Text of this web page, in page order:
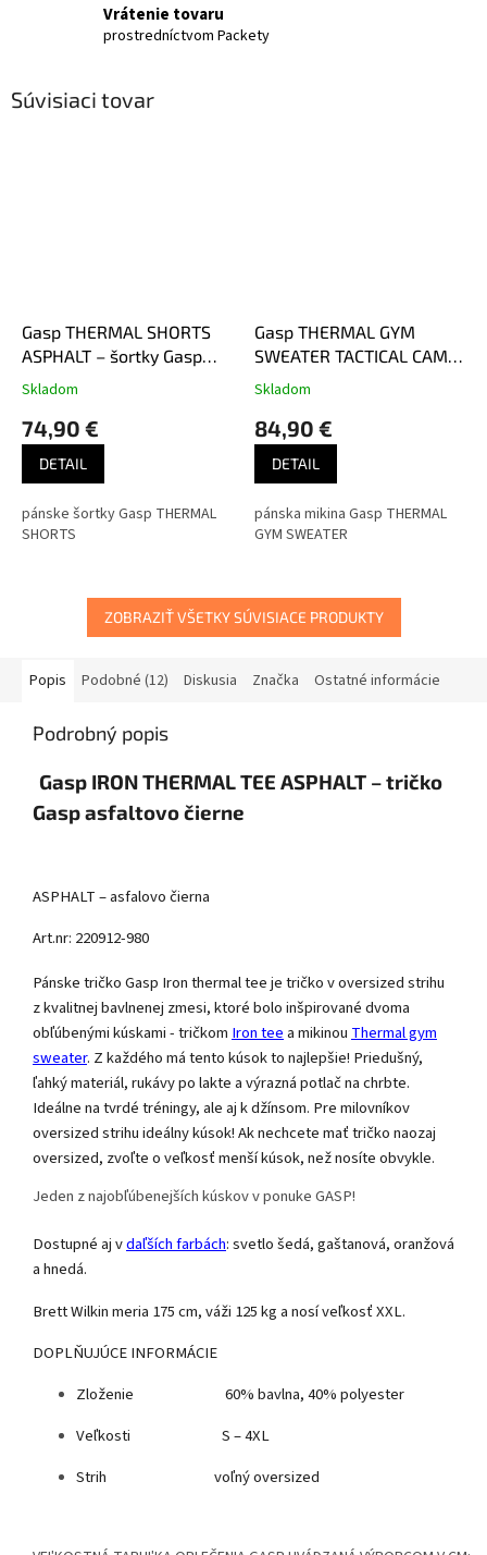
Vrátenie tovaru
prostredníctvom Packety
Súvisiaci tovar
Gasp THERMAL SHORTS
ASPHALT – šortky Gasp
asfaltovo čierne
Skladom
74,90 €
DETAIL
pánske šortky Gasp THERMAL
SHORTS
Gasp THERMAL GYM
SWEATER TACTICAL CAMO
– mikina Gasp taktická
Skladom
84,90 €
DETAIL
pánska mikina Gasp THERMAL
GYM SWEATER
ZOBRAZIŤ VŠETKY SÚVISIACE PRODUKTY
Popis Podobné (12) Diskusia Značka Ostatné informácie
Podrobný popis
Gasp IRON THERMAL TEE ASPHALT – tričko
Gasp asfaltovo čierne
ASPHALT – asfalovo čierna
Art.nr: 220912-980
Pánske tričko Gasp Iron thermal tee je tričko v oversized strihu
z kvalitnej bavlnenej zmesi, ktoré bolo inšpirované dvoma
obľúbenými kúskami - tričkom Iron teea mikinou Thermal gym
sweater. Z každého má tento kúsok to najlepšie! Priedušný,
ľahký materiál, rukávy po lakte a výrazná potlač na chrbte.
Ideálne na tvrdé tréningy, ale aj k džínsom. Pre milovníkov
oversized strihu ideálny kúsok! Ak nechcete mať tričko naozaj
oversized, zvoľte o veľkosť menší kúsok, než nosíte obvykle.
Jeden z najobľúbenejších kúskov v ponuke GASP!
Dostupné aj vdaľších farbách: svetlo šedá, gaštanová, oranžová
a hnedá.
Brett Wilkin meria 175 cm, váži 125 kg a nosí veľkosť XXL.
DOPLŇUJÚCE INFORMÁCIE
Zloženie 60% bavlna, 40% polyester
Veľkosti S – 4XL
Strih voľný oversized